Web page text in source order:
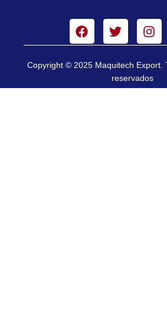
Copyright © 2025 Maquitech Export.
reservados